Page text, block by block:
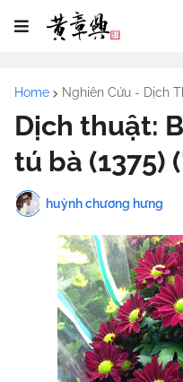
Home Nghiên Cứu - Dịch
Dịch thuật:
tú bà (1375)
huỳnh chương hưng